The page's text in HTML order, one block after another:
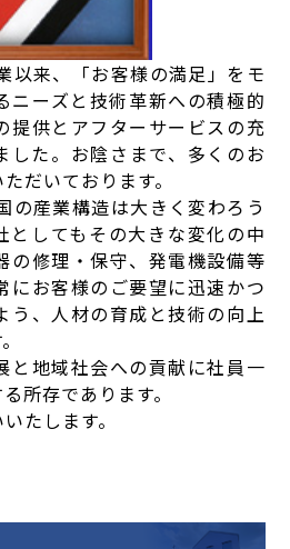
以来、「お客様の満足」をモ
ニーズと技術革新への積極的
提供とアフターサービスの充
した。お陰さまで、多くのお
だいております。
の産業構造は大きく変わろう
としてもその大きな変化の中
の修理・保守、発電機設備等
にお客様のご要望に迅速かつ
う、人材の育成と技術の向上
と地域社会への貢献に社員一
所存であります。
たします。